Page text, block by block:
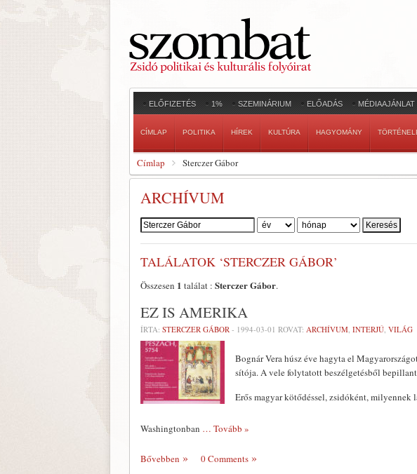
ELŐFIZETÉS 1% SZEMINÁRIUM ELŐADÁS MÉDIAAJÁNLAT
CÍMLAP POLITIKA HÍREK KULTÚRA HAGYOMÁNY
Címlap Sterczer Gábor
ARCHÍVUM
Szerző:
TALÁLATOK ‘STERCZER GÁBOR’
Összesen 1 találat : Sterczer Gábor.
EZ IS AMERIKA
ÍRTA: STERCZER GÁBOR - 1994-03-01 ROVAT: ARCHÍVUM, INTERJÚ, VILÁG
Bognár Vera húsz éve hagyta el
sítója. A vele folytatott beszélgetés­ből
Erős magyar kötődéssel, zsidó­ként,
Washingtonban … Tovább »
Bővebben 0 Comments